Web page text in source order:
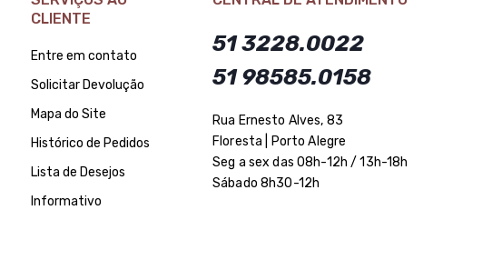
CLIENTE
Entre em contato
Solicitar Devolução
Mapa do Site
Histórico de Pedidos
Lista de Desejos
Informativo
51 3228.0022
51 98585.0158
Rua Ernesto Alves, 83
Floresta | Porto Alegre
Seg a sex das 08h-12h / 13h-18h
Sábado 8h30-12h